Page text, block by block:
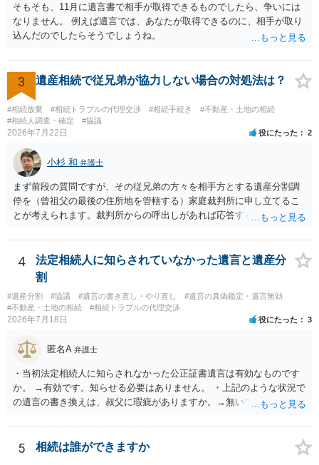
そもそも、11月に遺言書で相手が取得できるものでしたら、争いには
なりません。 例えば遺言では、あなたが取得できるのに、相手が取り
込んだのでしたらそうでしょうね。
3 遺産相続で従兄弟が協力しない場合の対処法は？
#相続放棄 #相続トラブルの代理交渉 #相続手続き
#不動産・土地の相続
#相続人調査・確定
#協議
2026年7月22日 役にたった 2
小杉 和 弁護士
まず前段の質問ですが、その従兄弟の方々を相手方とする遺産分割調
停を（曾祖父の最後の住所地を管轄する）家庭裁判所に申し立てるこ
とが考えられます。裁判所からの呼出しがあれば応答する可能性がま
能と思われます。時間が思った以上にないので必要書類をてきぱきと
揃える必要があります。その点是非御注意ください。
4
法定相続人に知らされていなかった遺言と遺産分
割
#遺産分割 #協議 #遺言の書き直し・やり直し
#遺言の真偽鑑定・遺言無効
#不動産・土地の相続
#相続トラブルの代理交渉
2026年7月18日 役にたった 3
匿名A 弁護士
・当初法定相続人に知らされなかった公正証書遺言は有効なものです
か。 →有効です。知らせる必要はありません。 ・上記のような状況で
の遺言の書き換えは、叔父に瑕疵がありますか。→無いです。 ・分割
ますか。 →本人が自由に決められますので、どこが妥当とは言えない
です。客観的な基準もありません。 ・できれば穏やかに、分割を拒否
することはできますか。 →分割を拒否するということは、遺産はいら
5 相続は誰ができますか